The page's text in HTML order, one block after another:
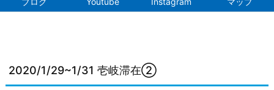
2020/1/29~1/31 壱岐滞在②